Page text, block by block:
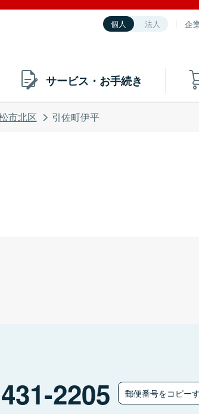
個人 法人 企
サービス・お手続き
市北区 引佐町伊平
431-2205 郵便番号をコピー